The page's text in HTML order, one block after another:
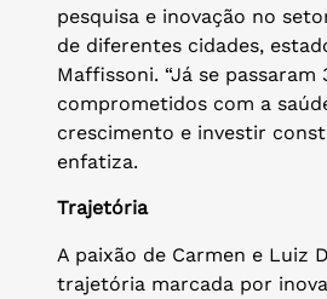
pesquisa e inovação no
de diferentes cidades,
Maffissoni. “Já se
comprometidos com a
crescimento e investir
enfatiza.
Trajetória
A paixão de Carmen e Luiz
trajetória marcada por